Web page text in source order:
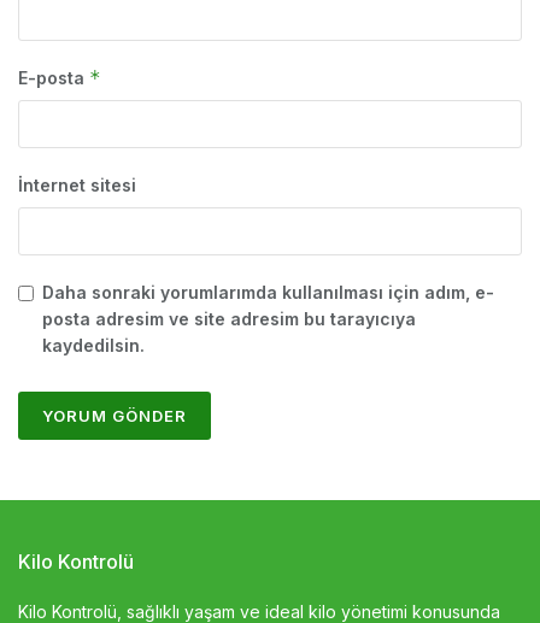
E-posta *
İnternet sitesi
Daha sonraki yorumlarımda kullanılması için adım, e-
posta adresim ve site adresim bu tarayıcıya
kaydedilsin.
Kilo Kontrolü
Kilo Kontrolü, sağlıklı yaşam ve ideal kilo yönetimi konusunda